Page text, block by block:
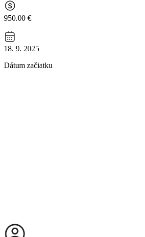
950.00 €
18. 9. 2025
Dátum začiatku